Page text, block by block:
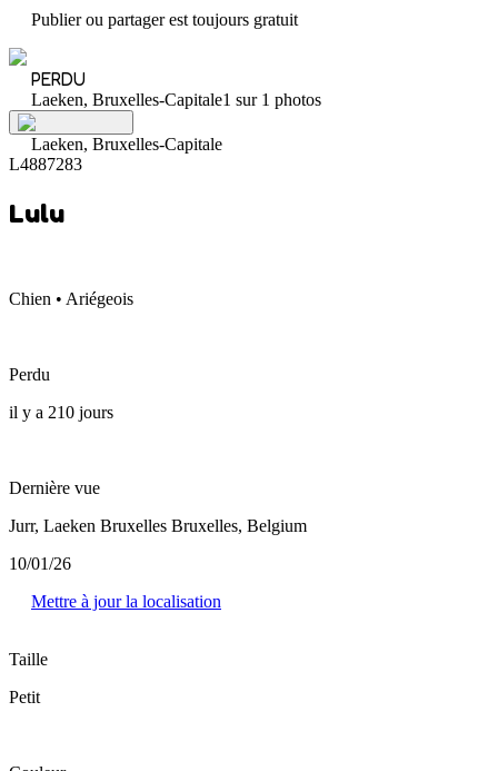
Publier ou partager est toujours gratuit
PERDU
Laeken, Bruxelles-Capitale1 sur 1 photos
Laeken, Bruxelles-Capitale
L4887283
Lulu
Chien • Ariégeois
Perdu
il y a 210 jours
Dernière vue
Jurr, Laeken Bruxelles Bruxelles, Belgium
10/01/26
Mettre à jour la localisation
Taille
Petit